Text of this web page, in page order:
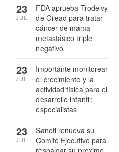
FDA aprueba Trodelvy
de Gilead para tratar
cáncer de mama
metastásico triple
negativo
23
JUL
Importante monitorear
el crecimiento y la
actividad física para el
desarrollo infantil:
especialistas
23
JUL
Sanofi renueva su
Comité Ejecutivo para
23
JUL